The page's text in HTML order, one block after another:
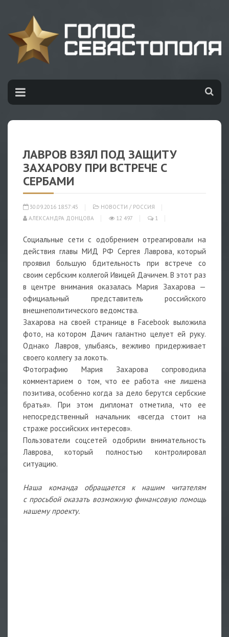
ЛАВРОВ ВЗЯЛ ПОД ЗАЩИТУ
ЗАХАРОВУ ПРИ ВСТРЕЧЕ С
СЕРБАМИ
30.09.2016 18:57:45 НОВОСТИ / РОССИЯ
АЛЕКСАНДРА ДОНЦОВА
12 497 1
Социальные сети с одобрением отреагировали на
действия главы МИД РФ Сергея Лаврова, который
проявил большую бдительность при встрече со
своим сербским коллегой Ивицей Дачичем. В этот раз
в центре внимания оказалась Мария Захарова —
официальный представитель российского
внешнеполитического ведомства.
Захарова на своей странице в Facebook выложила
фото, на котором Дачич галантно целует ей руку.
Однако Лавров, улыбаясь, вежливо придерживает
своего коллегу за локоть.
Фотографию Мария Захарова сопроводила
комментарием о том, что ее работа «не лишена
позитива, особенно когда за дело берутся сербские
братья». При этом дипломат отметила, что ее
непосредственный начальник «всегда стоит на
страже российских интересов».
Пользователи соцсетей одобрили внимательность
Лаврова, который полностью контролировал
ситуацию.
Наша команда обращается к нашим читателям
с просьбой оказать возможную финансовую помощь
нашему проекту.